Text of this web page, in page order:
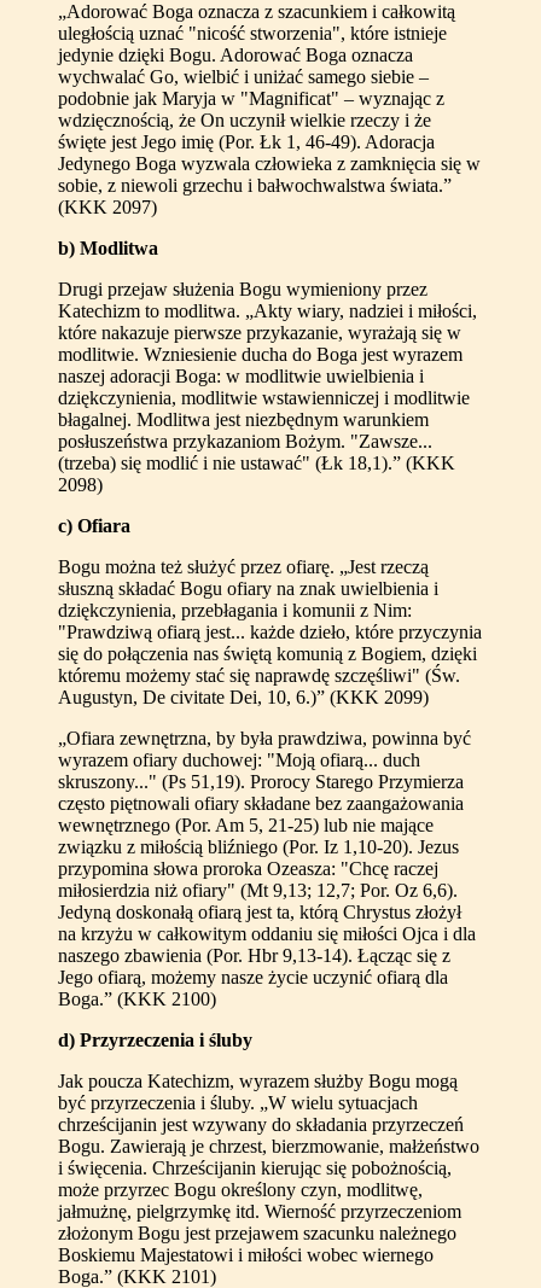
„Adorować Boga oznacza z szacunkiem i całkowitą
uległością uznać "nicość stworzenia", które istnieje
jedynie dzięki Bogu. Adorować Boga oznacza
wychwalać Go, wielbić i uniżać samego siebie –
podobnie jak Maryja w "Magnificat" – wyznając z
wdzięcznością, że On uczynił wielkie rzeczy i że
święte jest Jego imię (Por. Łk 1, 46-49). Adoracja
Jedynego Boga wyzwala człowieka z zamknięcia się w
sobie, z niewoli grzechu i bałwochwalstwa świata.”
(KKK 2097)
b) Modlitwa
Drugi przejaw służenia Bogu wymieniony przez
Katechizm to modlitwa. „Akty wiary, nadziei i miłości,
które nakazuje pierwsze przykazanie, wyrażają się w
modlitwie. Wzniesienie ducha do Boga jest wyrazem
naszej adoracji Boga: w modlitwie uwielbienia i
dziękczynienia, modlitwie wstawienniczej i modlitwie
błagalnej. Modlitwa jest niezbędnym warunkiem
posłuszeństwa przykazaniom Bożym. "Zawsze...
(trzeba) się modlić i nie ustawać" (Łk 18,1).” (KKK
2098)
c) Ofiara
Bogu można też służyć przez ofiarę. „Jest rzeczą
słuszną składać Bogu ofiary na znak uwielbienia i
dziękczynienia, przebłagania i komunii z Nim:
"Prawdziwą ofiarą jest... każde dzieło, które przyczynia
się do połączenia nas świętą komunią z Bogiem, dzięki
któremu możemy stać się naprawdę szczęśliwi" (Św.
Augustyn, De civitate Dei, 10, 6.)” (KKK 2099)
„Ofiara zewnętrzna, by była prawdziwa, powinna być
wyrazem ofiary duchowej: "Moją ofiarą... duch
skruszony..." (Ps 51,19). Prorocy Starego Przymierza
często piętnowali ofiary składane bez zaangażowania
wewnętrznego (Por. Am 5, 21-25) lub nie mające
związku z miłością bliźniego (Por. Iz 1,10-20). Jezus
przypomina słowa proroka Ozeasza: "Chcę raczej
miłosierdzia niż ofiary" (Mt 9,13; 12,7; Por. Oz 6,6).
Jedyną doskonałą ofiarą jest ta, którą Chrystus złożył
na krzyżu w całkowitym oddaniu się miłości Ojca i dla
naszego zbawienia (Por. Hbr 9,13-14). Łącząc się z
Jego ofiarą, możemy nasze życie uczynić ofiarą dla
Boga.” (KKK 2100)
d) Przyrzeczenia i śluby
Jak poucza Katechizm, wyrazem służby Bogu mogą
być przyrzeczenia i śluby. „W wielu sytuacjach
chrześcijanin jest wzywany do składania przyrzeczeń
Bogu. Zawierają je chrzest, bierzmowanie, małżeństwo
i święcenia. Chrześcijanin kierując się pobożnością,
może przyrzec Bogu określony czyn, modlitwę,
jałmużnę, pielgrzymkę itd. Wierność przyrzeczeniom
złożonym Bogu jest przejawem szacunku należnego
Boskiemu Majestatowi i miłości wobec wiernego
Boga.” (KKK 2101)